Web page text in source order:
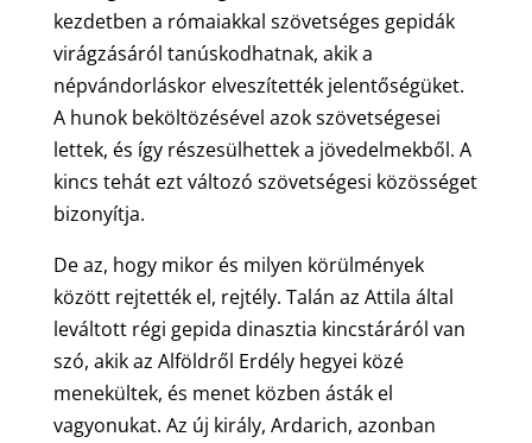
kezdetben a rómaiakkal szövetséges gepidák
virágzásáról tanúskodhatnak, akik a
népvándorláskor elveszítették jelentőségüket.
A hunok beköltözésével azok szövetségesei
lettek, és így részesülhettek a jövedelmekből. A
kincs tehát ezt változó szövetségesi közösséget
bizonyítja.
De az, hogy mikor és milyen körülmények
között rejtették el, rejtély. Talán az Attila által
leváltott régi gepida dinasztia kincstáráról van
szó, akik az Alföldről Erdély hegyei közé
menekültek, és menet közben ásták el
vagyonukat. Az új király, Ardarich, azonban